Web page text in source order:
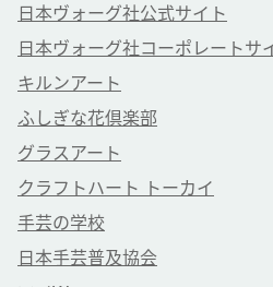
日本ヴォーグ社公式サイト
日本ヴォーグ社コーポレートサ
キルンアート
ふしぎな花倶楽部
グラスアート
クラフトハート トーカイ
手芸の学校
日本手芸普及協会